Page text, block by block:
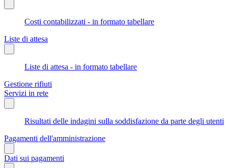
Costi contabilizzati - in formato tabellare
Liste di attesa
Liste di attesa - in formato tabellare
Gestione rifiuti
Servizi in rete
Risultati delle indagini sulla soddisfazione da parte degli utenti
Pagamenti dell'amministrazione
Dati sui pagamenti